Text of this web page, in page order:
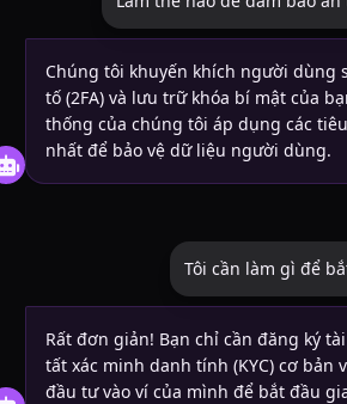
Chúng tôi khuyến khích người dùng
tố (2FA) và lưu trữ khóa bí mật của
thống của chúng tôi áp dụng các
nhất để bảo vệ dữ liệu người dùng.
Tôi cần làm gì để
Rất đơn giản! Bạn chỉ cần đăng ký
tất xác minh danh tính (KYC) cơ bản
đầu tư vào ví của mình để bắt đầu